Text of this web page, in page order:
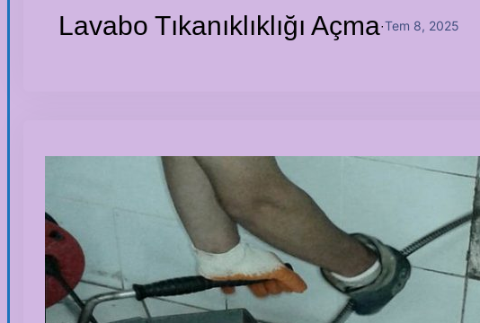
Lavabo Tıkanıklıklığı Açma·Tem 8, 2025